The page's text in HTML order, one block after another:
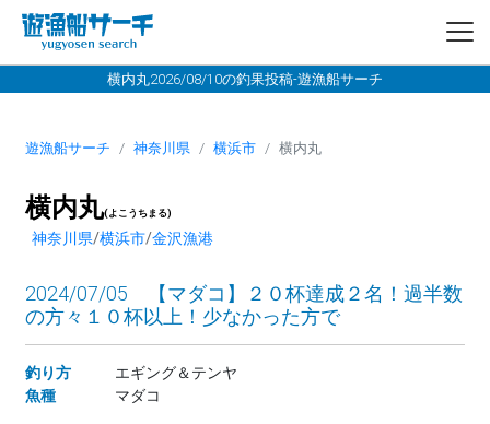
横内丸2026/08/10の釣果投稿-遊漁船サーチ
遊漁船サーチ 神奈川県 横浜市 横内丸
横内丸(よこうちまる)
神奈川県/横浜市/金沢漁港
2024/07/05 【マダコ】２０杯達成２名！過半数
の方々１０杯以上！少なかった方で
釣り方
エギング＆テンヤ
魚種
マダコ